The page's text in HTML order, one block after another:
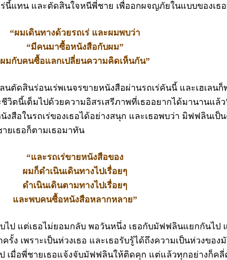
ร่นี้แทน และตัดสินใจหนีพี่ชาย เพื่ออกผจญภัยในแบบของเธอ
“ผมเดินทางด้วยรถเร่ และผมพบว่า
“มีคนมาซื้อหนังสือกับผม”
ผมกับคนซื้อแลกเปลี่ยนความคิดเห็นกัน”
ดสินร่อนเร่พเนจรขายหนังสือผ่านรถเร่คันนี้ และเฮเลนก็
วิตนี้เต็มไปด้วยความอิสรเสรีภาพที่เธออยากได้มานานแล้ว
สือในรถเร่ของเธอได้อย่างสนุก และเธอพบว่า มิฟฟลินเป็
ยเธอก็ตามเธอมาทัน
“และรถเร่ขายหนังสือของ
ผมก็ดำเนินเดินทางไปเรื่อยๆ
ดำเนินเดินตามทางไปเรื่อยๆ
และพบคนซื้อหนังสือหลากหลาย”
ไป แต่เธอไม่ยอมกลับ พอวันหนึ่ง เธอกับมัฟฟลินแยกกันไป
รั้ง เพราะเป็นห่วงเธอ และเธอรับรู้ได้ถึงความเป็นห่วงของ
เมื่อพี่ชายเธอแจ้งจับมัฟฟลินให้ติดคุก แต่แล้วทุกอย่างก็คลี่